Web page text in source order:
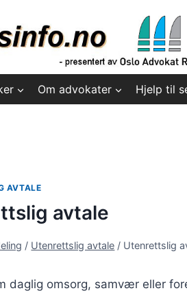
Om advokater Hjelp til
AVTALE
avtale
/ Utenrettslig avtale / Utenrettslig
daglig omsorg, samvær eller